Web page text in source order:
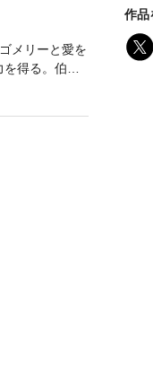
作品
メリーと愛を
得る。伯爵
年代に描い